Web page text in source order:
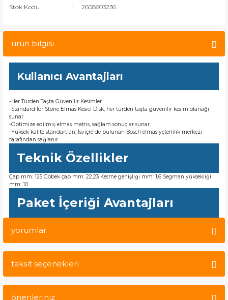
Stok Kodu
2608603236
ürün bilgisi
Kullanıcı Avantajları
-Her Türden Taşta Güvenilir Kesimler
-Standard for Stone Elmas Kesici Disk, her türden taşta güvenilir kesim olanağı
sunar
-Optimize edilmiş elmas matris, sağlam sonuçlar sunar
-Yüksek kalite standartları, İsviçre'de bulunan Bosch elmas yeterlilik merkezi
tarafından sağlanır
Teknik Özellikler
Çap mm: 125 Göbek çap mm: 22,23 Kesme genişliği mm: 1,6 Segman yüksekliği
mm: 10
Paket İçeriği Avantajları
yorumlar
taksit seçenekleri
önerileriniz